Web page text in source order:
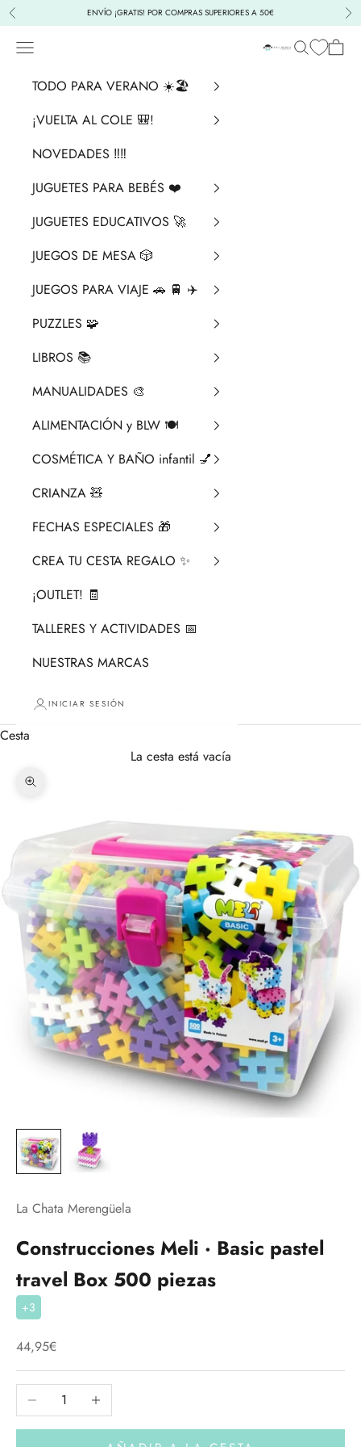
Ir al contenido
Anterior ENVÍO ¡GRATIS! POR COMPRAS SUPERIORES A 50€
La Chata
Menú BuscarCesta
TODO PARA VERANO ☀️🏖️
¡VUELTA AL COLE 🎒!
NOVEDADES ‼️​‼️​
JUGUETES PARA BEBÉS ❤️​
JUGUETES EDUCATIVOS 🚀
JUEGOS DE MESA 🎲
JUEGOS PARA VIAJE 🚗 🚆 ✈️
PUZZLES 🧩
LIBROS 📚​
MANUALIDADES 🎨​
ALIMENTACIÓN y BLW 🍽️
COSMÉTICA Y BAÑO infantil 💅
CRIANZA ​🧸​
FECHAS ESPECIALES 🎁
CREA TU CESTA REGALO ✨
¡OUTLET! 🧾
TALLERES Y ACTIVIDADES 📅
NUESTRAS MARCAS
INICIAR SESIÓN
Cesta
La cesta está vacía
Zoom
La Chata Merengüela
Construcciones Meli · Basic pastel
travel Box 500 piezas
+3
Precio de oferta
44,95€
Reducir cantidadAumentar cantidad